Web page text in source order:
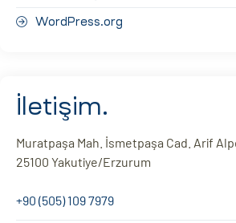
WordPress.org
İletişim.
Muratpaşa Mah. İsmetpaşa Cad. Arif
25100 Yakutiye/Erzurum
+90 (505) 109 7979